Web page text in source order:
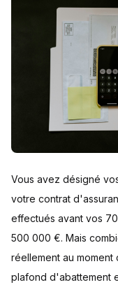
Vous avez désigné
votre contrat
effectués avant vos
500 000 €. Mais
réellement au
plafond d'abattement